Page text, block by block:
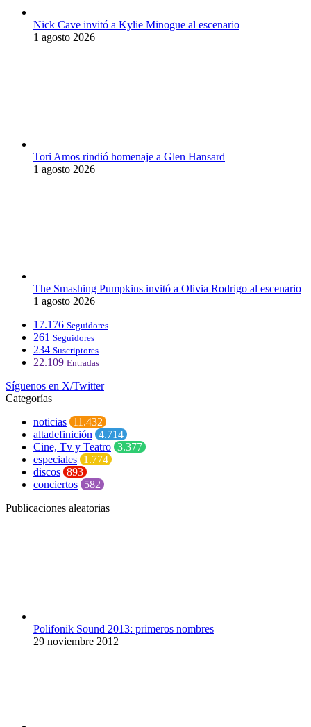
Nick Cave invitó a Kylie Minogue al escenario
1 agosto 2026
Tori Amos rindió homenaje a Glen Hansard
1 agosto 2026
The Smashing Pumpkins invitó a Olivia Rodrigo al escenario
1 agosto 2026
17.176 Seguidores
261 Seguidores
234 Suscriptores
22.109 Entradas
Síguenos en X/Twitter
Categorías
noticias 11.432
altadefinición 4.714
Cine, Tv y Teatro 3.377
especiales 1.774
discos 893
conciertos 582
Publicaciones aleatorias
Polifonik Sound 2013: primeros nombres
29 noviembre 2012